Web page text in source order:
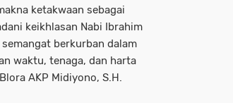
ketakwaan sebagai
keikhlasan Nabi Ibrahim
berkurban dalam
waktu, tenaga, dan harta
AKP Midiyono, S.H.